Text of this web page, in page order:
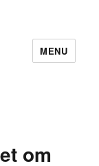
MENU
om